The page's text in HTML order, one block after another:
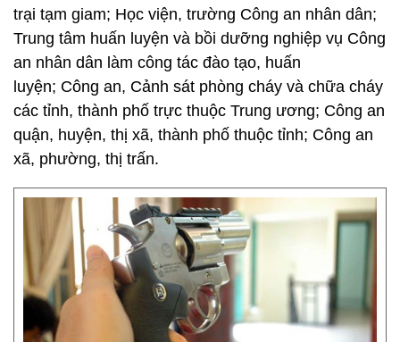
trại tạm giam; Học viện, trường Công an nhân dân;
Trung tâm huấn luyện và bồi dưỡng nghiệp vụ Công
an nhân dân làm công tác đào tạo, huấn
luyện; Công an, Cảnh sát phòng cháy và chữa cháy
các tỉnh, thành phố trực thuộc Trung ương; Công an
quận, huyện, thị xã, thành phố thuộc tỉnh; Công an
xã, phường, thị trấn.